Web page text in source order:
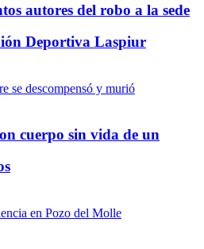
autores del robo a la sede
Deportiva Laspiur
cuerpo sin vida de un